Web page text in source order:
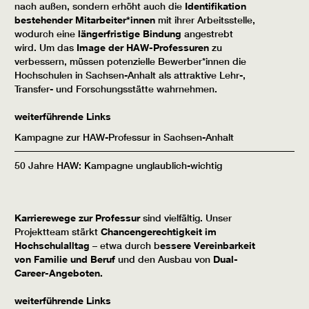
nach außen, sondern erhöht auch die Identifikation
bestehender Mitarbeiter*innen mit ihrer Arbeitsstelle,
wodurch eine längerfristige Bindung angestrebt
wird. Um das Image der HAW-Professuren zu
verbessern, müssen potenzielle Bewerber*innen die
Hochschulen in Sachsen-Anhalt als attraktive Lehr-,
Transfer- und Forschungsstätte wahrnehmen.
weiterführende Links
Kampagne zur HAW-Professur in Sachsen-Anhalt
50 Jahre HAW: Kampagne unglaublich-wichtig
Karrierewege zur Professursind vielfältig. Unser
Projektteam stärkt Chancengerechtigkeit im
Hochschulalltag – etwa durch bessere Vereinbarkeit
von Familie und Beruf und den Ausbau von Dual-
Career-Angeboten.
weiterführende Links